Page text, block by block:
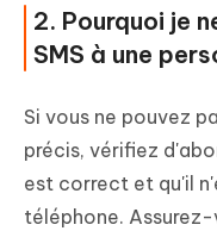
2. Pourquoi je
SMS à une
Si vous ne pouvez
précis, vérifiez
est correct et qu'il
téléphone.